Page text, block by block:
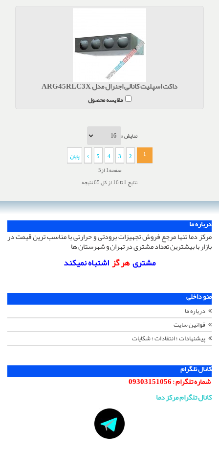
داکت اسپلیت کانالی اجنرال مدل ARG45RLC3X
مقایسه محصول
نمایش #
1
2
3
4
5
پایان
صفحه1 از5
نتایج 1 تا 16 از کل 65 نتیجه
درباره ما
مرکز دما تنها مرجع فروش تجهیزات برودتی و حرارتی با مناسب ترین قیمت در
بازار با بیشترین تعداد مشتری در تهران و شهرستان ها
مشتریهر گزاشتباه نمیکند
منو داخلی
درباره ما
قوانین سایت
پیشنهادات ؛ انتقادات ؛ شکایات
کانال تلگرام
شماره تلگرام :09303151056
کانال تلگرام مرکز دما